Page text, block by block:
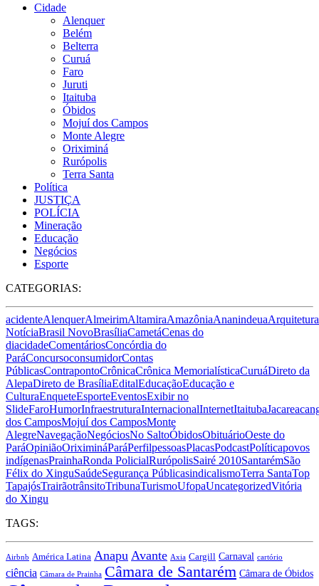
Cidade
Alenquer
Belém
Belterra
Curuá
Faro
Juruti
Itaituba
Óbidos
Mojuí dos Campos
Monte Alegre
Oriximiná
Rurópolis
Terra Santa
Política
JUSTIÇA
POLÍCIA
Mineração
Educação
Negócios
Esporte
CATEGORIAS:
acidenteAlenquerAlmeirimAltamiraAmazôniaAnanindeuaArquitetura
NotíciaBrasil NovoBrasíliaCametáCenas do
diacidadeComentáriosConcórdia do
ParáConcursoconsumidorContas
PúblicasContrapontoCrônicaCrônica MemorialísticaCuruáDireto da
AlepaDireto de BrasíliaEditalEducaçãoEducação e
CulturaEnqueteEsporteEventosExibir no
SlideFaroHumorInfraestruturaInternacionalInternetItaituba
dos CamposMojuí dos CamposMonte
AlegreNavegaçãoNegóciosNo SaltoÓbidosObituárioOeste do
ParáOpiniãoOriximináParáPerfilpessoasPlacasPodcastPolíticapovos
indígenasPrainhaRonda PolicialRurópolisSairé 2010SantarémSão
Félix do XinguSaúdeSegurança PúblicasindicalismoTerra SantaTop
TapajósTrairãotrânsitoTribunaTurismoUfopaUncategorizedVitória
do Xingu
TAGS:
Airbnb América Latina Anapu Avante Axia Cargill Carnaval cartório
ciência Câmara de Prainha Câmara de Santarém Câmara de Óbidos